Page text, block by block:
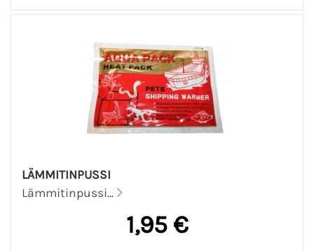
LÄMMITINPUSSI
Lämmitinpussi...
1,95 €